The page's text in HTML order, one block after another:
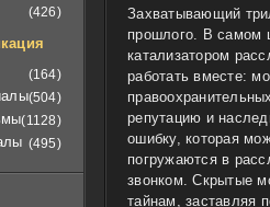
Захватывающий
прошлого. В самом
катализатором
работать вместе:
репутацию и
ошибку, которая
погружаются в
звонком. Скрытые
тайнам, заставляя
(426)
(164)
(504)
(1128)
(495)